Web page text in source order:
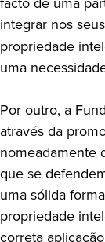
integrar nos seus
propriedade
uma
Por outro, a
através da
nomeadamente
que se
uma sólida
propriedade
correta